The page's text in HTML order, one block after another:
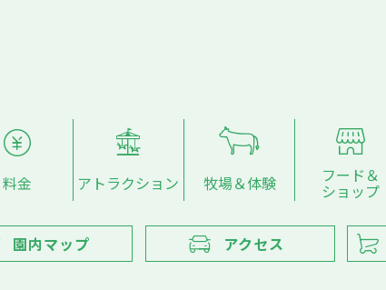
料金 アトラクション 牧場＆体験 フード＆
ショップ
園内マップ アクセス